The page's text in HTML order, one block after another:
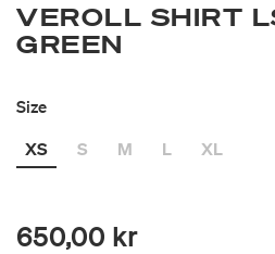
VEROLL SHIRT
GREEN
Size
XS
S M L XL
650,00 kr